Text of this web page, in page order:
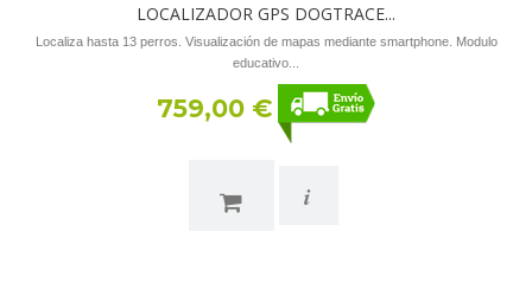
LOCALIZADOR GPS DOGTRACE...
Localiza hasta 13 perros. Visualización de mapas mediante smartphone. Modulo
educativo...
759,00 €
i